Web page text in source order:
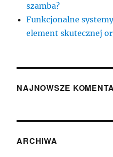
szamba?
Funkcjonalne
element skutecznej
NAJNOWSZE
ARCHIWA